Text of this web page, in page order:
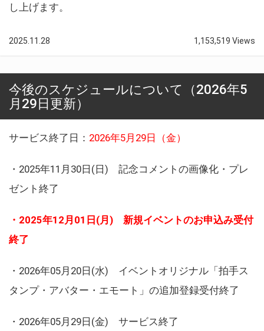
し上げます。
2025.11.28 1,153,519 Views
今後のスケジュールについて（2026年5
月29日更新）
サービス終了日： 2026年5月29日（金）
・2025年11月30日(日) 記念コメントの画像化・プレ
ゼント終了
・2025年12月01日(月) 新規イベントのお申込み受付
終了
・2026年05月20日(水) イベントオリジナル「拍手ス
タンプ・アバター・エモート」の追加登録受付終了
・2026年05月29日(金) サービス終了